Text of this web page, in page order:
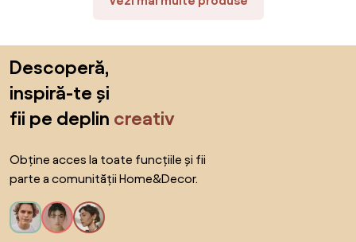
Descoperă,
inspiră-te și
fii pe deplin creativ
Obține acces la toate funcțiile și fii
parte a comunității Home&Decor.